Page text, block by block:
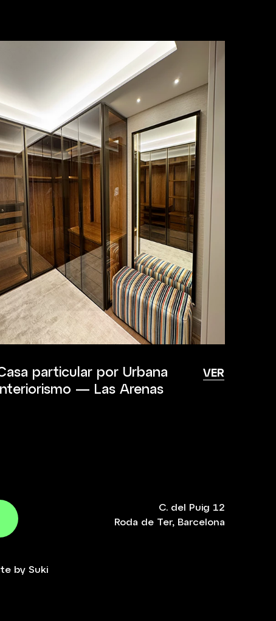
particular por Urbana
— Las Arenas
VER
C. del Puig 12
Roda de Ter, Barcelona
by Suki